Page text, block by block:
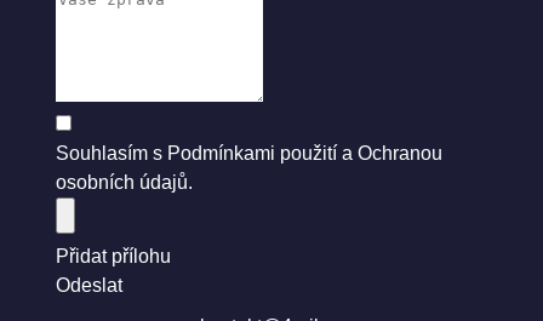
Souhlasím s Podmínkami použití a Ochranou
osobních údajů.
Přidat přílohu
Odeslat